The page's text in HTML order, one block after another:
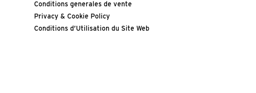
Conditions generales de vente
Privacy & Cookie Policy
Conditions d’Utilisation du Site Web